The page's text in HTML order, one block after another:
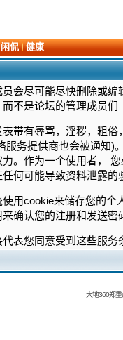
闲侃 健康
会尽可能尽快删除或
不是论坛的管理成员们
带有辱骂，淫秽，粗
服务提供商也会被通知)
。作为一个使用者，
何可能导致资料泄露的
用cookie来储存您的
确认您的注册和发送
表您同意受到这些服务
大地360郑重